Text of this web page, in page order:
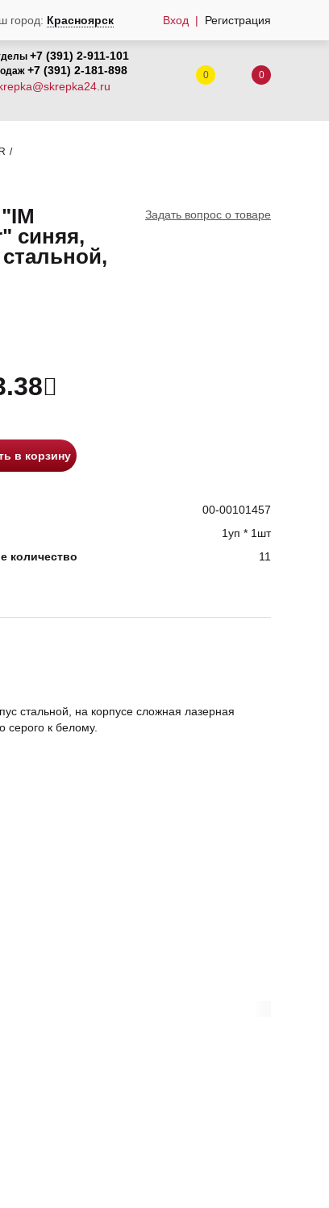
город: Красноярск Вход Регистрация
+7 (391) 2-911-101
+7 (391) 2-181-898
0 0
синяя,
Задать вопрос о товаре
в корзину
00-00101457
1уп * 1шт
количество 11
стальной, на корпусе сложная лазерная
серого к белому.